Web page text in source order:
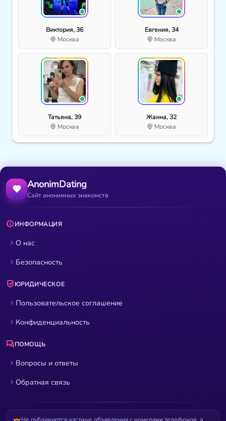
Виктория, 36
Москва
Евгения, 34
Москва
Татьяна, 39
Москва
Жанна, 32
Москва
AnonimDating
Сайт анонимных знакомств
ИНФОРМАЦИЯ
О нас
Безопасность
ЮРИДИЧЕСКОЕ
Пользовательское соглашение
Конфиденциальность
ПОМОЩЬ
Вопросы и ответы
Обратная связь